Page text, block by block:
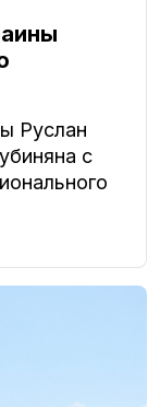
Руслан
с